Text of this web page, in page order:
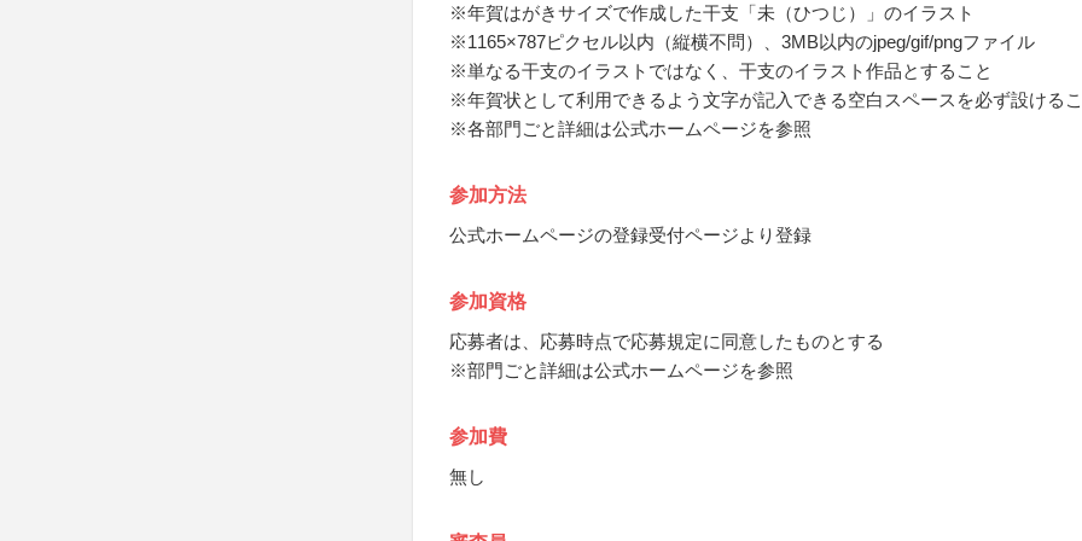
※年賀はがきサイズで作成した干支「未（ひつじ）」のイラスト
※1165×787ピクセル以内（縦横不問）、3MB以内のjpeg/gif/pngファイル
※単なる干支のイラストではなく、干支のイラスト作品とすること
※年賀状として利用できるよう文字が記入できる空白スペースを必ず設ける
※各部門ごと詳細は公式ホームページを参照
参加方法
公式ホームページの登録受付ページより登録
参加資格
応募者は、応募時点で応募規定に同意したものとする
※部門ごと詳細は公式ホームページを参照
参加費
無し